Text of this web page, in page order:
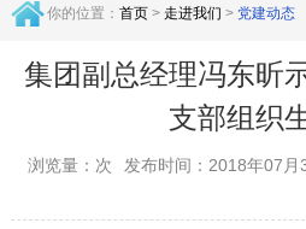
你的位置： 首页> 走进我们 > 党建动态
集团副总经理冯东昕
支部组织
浏览量：次 发布时间：2018年07月